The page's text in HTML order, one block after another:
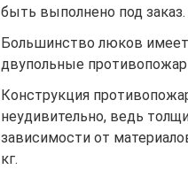
быть выполнено под заказ.
Большинство люков имеет
двупольные
Конструкция
неудивительно, ведь
зависимости от
кг.